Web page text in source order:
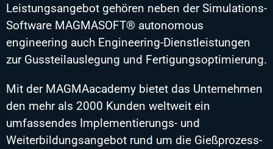
Leistungsangebot gehören neben der Simulations-
Software MAGMASOFT® autonomous
engineering auch Engineering-Dienstleistungen
zur Gussteilauslegung und Fertigungsoptimierung.
Mit der MAGMAacademy bietet das Unternehmen
den mehr als 2000 Kunden weltweit ein
umfassendes Implementierungs- und
Weiterbildungsangebot rund um die Gießprozess-